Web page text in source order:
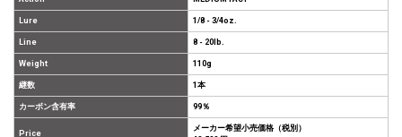
Lure 1/8 - 3/4oz.
Line 8 - 20lb.
Weight 110g
継数 1本
カーボン含有率 99％
Price
メーカー希望小売価格（税別）